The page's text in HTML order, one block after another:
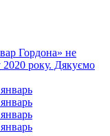
Гордона» не
2020 року. Дякуємо